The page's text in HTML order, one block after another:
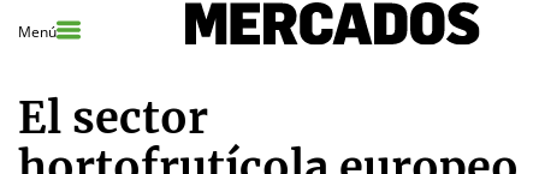
Menú
El sector